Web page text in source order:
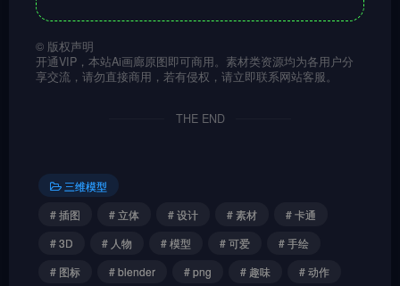
© 版权声明
开通VIP，本站Ai画廊原图即可商用。素材类资源均为各用户分
享交流，请勿直接商用，若有侵权，请立即联系网站客服。
THE END
三维模型
# 插图
# 立体 # 设计 # 素材
# 卡通
# 3D
# 人物 # 模型 # 可爱
# 手绘
# 图标
# blender # png # 趣味
# 动作